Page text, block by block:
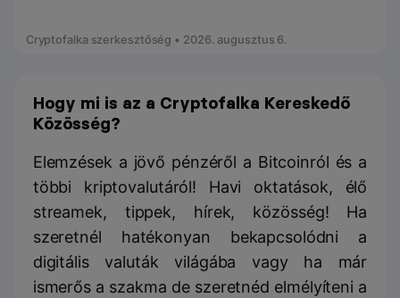
Cryptofalka szerkesztőség • 2026. augusztus 6.
Hogy mi is az a Cryptofalka Kereskedő
Közösség?
Elemzések a jövő pénzéről a Bitcoinról és a
többi kriptovalutáról! Havi oktatások, élő
streamek, tippek, hírek, közösség! Ha
szeretnél hatékonyan bekapcsolódni a
digitális valuták világába vagy ha már
ismerős a szakma de szeretnéd elmélyíteni a